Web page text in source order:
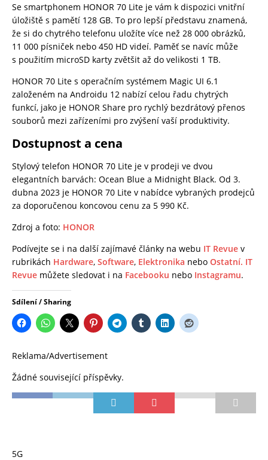
Se smartphonem HONOR 70 Lite je vám k dispozici vnitřní
úložiště s pamětí 128 GB. To pro lepší představu znamená,
že si do chytrého telefonu uložíte více než 28 000 obrázků,
11 000 písniček nebo 450 HD videí. Paměť se navíc může
s použitím microSD karty zvětšit až do velikosti 1 TB.
HONOR 70 Lite s operačním systémem Magic UI 6.1
založeném na Androidu 12 nabízí celou řadu chytrých
funkcí, jako je HONOR Share pro rychlý bezdrátový přenos
souborů mezi zařízeními pro zvýšení vaší produktivity.
Dostupnost a cena
Stylový telefon HONOR 70 Lite je v prodeji ve dvou
elegantních barvách: Ocean Blue a Midnight Black. Od 3.
dubna 2023 je HONOR 70 Lite v nabídce vybraných prodejců
za doporučenou koncovou cenu za 5 990 Kč.
Zdroj a foto: HONOR
Podívejte se i na další zajímavé články na webu IT Revue v
rubrikách Hardware, Software, Elektronika nebo Ostatní. IT
Revue můžete sledovat i na Facebooku nebo Instagramu.
Sdílení / Sharing
Reklama/Advertisement
Žádné související příspěvky.
5G